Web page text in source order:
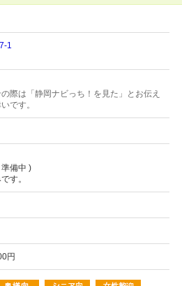
1
際は「静岡ナビっち！を見た」とお伝え
です。
備中 )
す。
円